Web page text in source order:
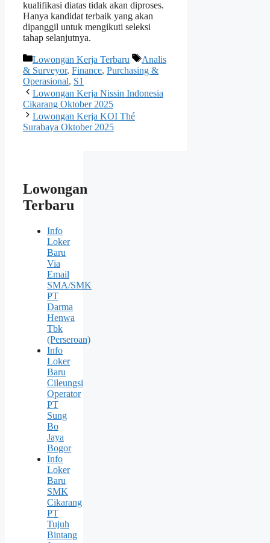
kualifikasi diatas tidak akan diproses.
Hanya kandidat terbaik yang akan
dipanggil untuk mengikuti seleksi
tahap selanjutnya.
Kategori
Lowongan Kerja Terbaru Tag
Analis
& Surveyor, Finance, Purchasing &
Operasional, S1
Lowongan Kerja Nissin Indonesia
Cikarang Oktober 2025
Lowongan Kerja KOI Thé
Surabaya Oktober 2025
Lowongan
Terbaru
Info
Loker
Baru
Via
Email
SMA/SMK
PT
Darma
Henwa
Tbk
(Perseroan)
Info
Loker
Baru
Cileungsi
Operator
PT
Sung
Bо
Jaya
Bogor
Info
Loker
Baru
SMK
Cikarang
PT
Tujuh
Bintang